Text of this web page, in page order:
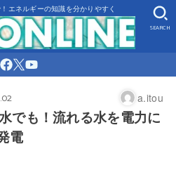
エネルギーの知識を分かりやすく
SEARCH
a.itou
でも！流れる水を電力に
電